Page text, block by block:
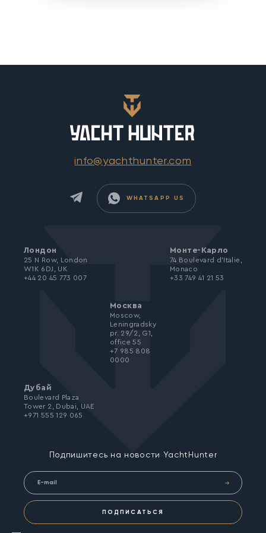
info@yachthunter.com
WHATSAPP US
Подпишитесь на новости YachtHunter
ПОДПИСАТЬСЯ
Лондон
25 N Row, London
W1K 6DJ, UK
+44 20 45 773 007
Монте-Карло
74 Boulevard d’Italie,
Monaco
+33 749 41 21 53
Москва
Moscow,
Leningradsky
pr. 29/2, G1,
office 55
+7 985 808
0000
Дубай
Boulevard Plaza
Tower 2, Dubai, UAE
+971 555 129 065